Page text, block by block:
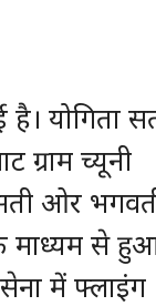
योगिता
ग्राम च्यूनी
ओर
माध्यम से
में फ्लाइंग